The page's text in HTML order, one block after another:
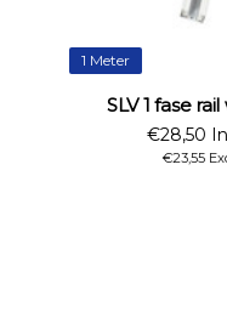
1 Meter
SLV 1 fase
€28,50
€23,55